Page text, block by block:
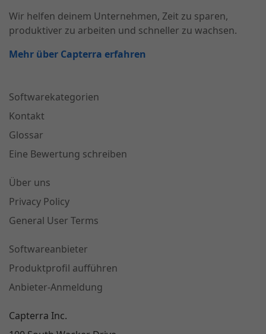
Wir helfen deinem Unternehmen, Zeit zu sparen,
produktiver zu arbeiten und schneller zu wachsen.
Mehr über Capterra erfahren
Softwarekategorien
Kontakt
Glossar
Eine Bewertung schreiben
Über uns
Privacy Policy
General User Terms
Softwareanbieter
Produktprofil aufführen
Anbieter-Anmeldung
Capterra Inc.